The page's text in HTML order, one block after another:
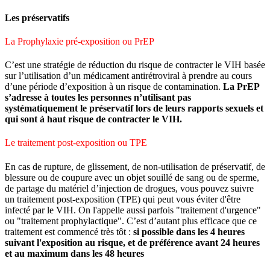
Les préservatifs
La Prophylaxie pré-exposition ou PrEP
C’est une stratégie de réduction du risque de contracter le VIH basée
sur l’utilisation d’un médicament antirétroviral à prendre au cours
d’une période d’exposition à un risque de contamination. La PrEP
s’adresse à toutes les personnes n’utilisant pas
systématiquement le préservatif lors de leurs rapports sexuels et
qui sont à haut risque de contracter le VIH.
Le traitement post-exposition ou TPE
En cas de rupture, de glissement, de non-utilisation de préservatif, de
blessure ou de coupure avec un objet souillé de sang ou de sperme,
de partage du matériel d’injection de drogues, vous pouvez suivre
un traitement post-exposition (TPE) qui peut vous éviter d'être
infecté par le VIH. On l'appelle aussi parfois "traitement d'urgence"
ou "traitement prophylactique". C’est d’autant plus efficace que ce
traitement est commencé très tôt : si possible dans les 4 heures
suivant l'exposition au risque, et de préférence avant 24 heures
et au maximum dans les 48 heures